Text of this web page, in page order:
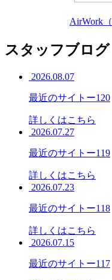
AirWork
スタッフブログ
2026.08.07
最近のサイトー120
詳しくはこちら
2026.07.27
最近のサイトー119
詳しくはこちら
2026.07.23
最近のサイトー118
詳しくはこちら
2026.07.15
最近のサイトー117